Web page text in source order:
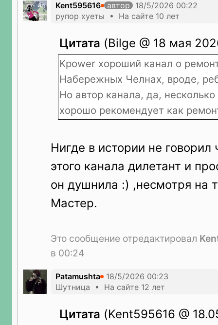
Kent595616
автор
рупор хуеты • На сайте 10 лет
Цитата (Bilge @ 18 мая
Kpower хороший канал о
Набережных Челнах, вроде,
Но автор канала, да,
хорошо рекомендует как
Нигде в истории не говорил
этого канала дилетант и
он душнила :) ,несмотря на
Мастер.
Это сообщение отредактировал
в 00:24
Patamushta
Шутница • На сайте 12 лет
Цитата (Kent595616 @